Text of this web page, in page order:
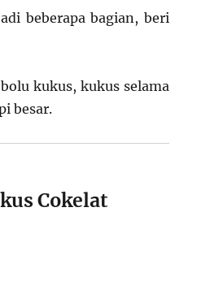
beberapa bagian, beri
kukus, kukus selama
besar.
Cokelat